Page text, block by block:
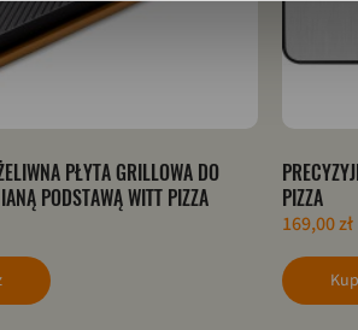
PŁYTA GRILLOWA DO
PODSTAWĄ WITT PIZZA
PIZZA
169,00 zł